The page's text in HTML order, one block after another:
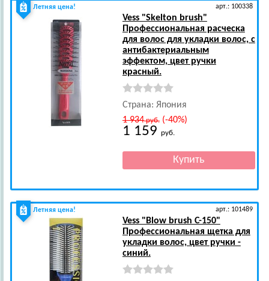
Летняя цена! арт.: 100338
Vess"Skelton brush"
Профессиональная расческа
для волос для укладки волос, с
антибактериальным
эффектом, цвет ручки
красный.
Страна: Япония
1 934руб.(-40%)
1 159 руб.
Летняя цена! арт.: 101489
Vess"Blow brush С-150"
Профессиональная щетка для
укладки волос, цвет ручки -
синий.